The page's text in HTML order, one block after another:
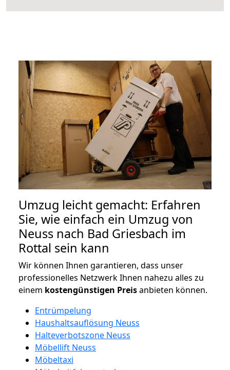
Umzug leicht gemacht: Erfahren
Sie, wie einfach ein Umzug von
Neuss nach Bad Griesbach im
Rottal sein kann
Wir können Ihnen garantieren, dass unser
professionelles Netzwerk Ihnen nahezu alles zu
einem kostengünstigen Preisanbieten können.
Entrümpelung
Haushaltsauflösung Neuss
Halteverbotszone Neuss
Möbellift Neuss
Möbeltaxi